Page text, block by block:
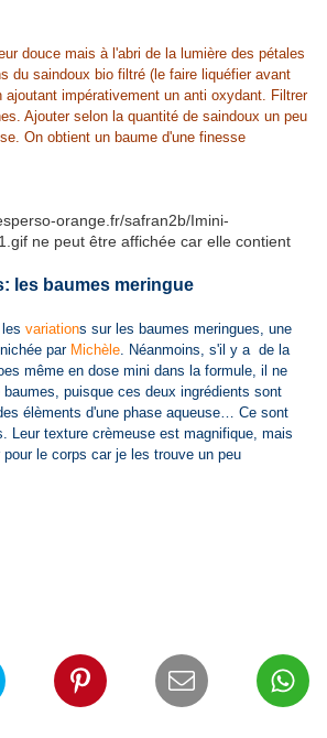
douce mais à l'abri de la lumière des pétales
du saindoux bio filtré (le faire liquéfier avant
ajoutant impérativement un anti oxydant. Filtrer
Ajouter selon la quantité de saindoux un peu
On obtient un baume d'une finesse
les baumes meringue
variations sur les baumes meringues, une
par Michèle. Néanmoins, s'il y a de la
même en dose mini dans la formule, il ne
puisque ces deux ingrédients sont
élèments d'une phase aqueuse… Ce sont
Leur texture crèmeuse est magnifique, mais
le corps car je les trouve un peu